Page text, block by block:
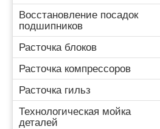
Восстановление посадок
подшипников
Расточка блоков
Расточка компрессоров
Расточка гильз
Технологическая мойка
деталей